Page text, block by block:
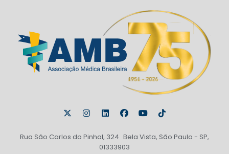
Rua São Carlos do Pinhal, 324 Bela Vista, São Paulo - SP,
01333903